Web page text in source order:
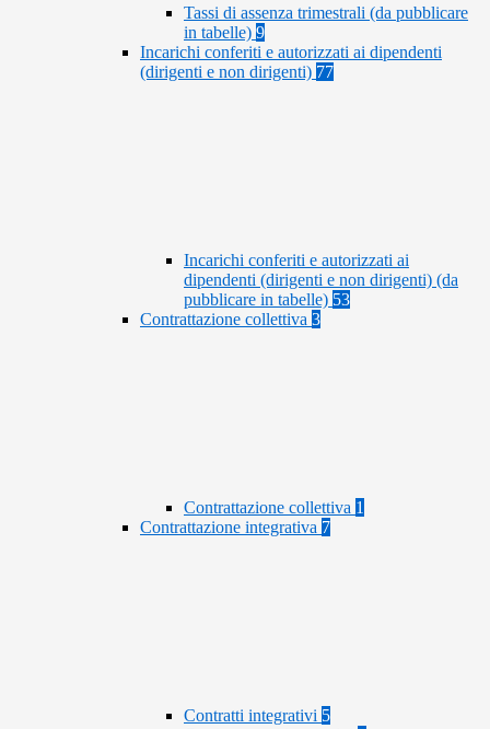
Tassi di assenza trimestrali (da pubblicare
in tabelle) 9
Incarichi conferiti e autorizzati ai dipendenti
(dirigenti e non dirigenti) 77
Incarichi conferiti e autorizzati ai
dipendenti (dirigenti e non dirigenti) (da
pubblicare in tabelle) 53
Contrattazione collettiva 3
Contrattazione collettiva 1
Contrattazione integrativa 7
Contratti integrativi 5